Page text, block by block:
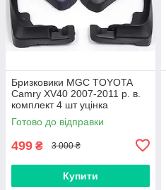
Бризковики MGC TOYOTA
Camry XV40 2007-2011 р. в.
комплект 4 шт уцінка
Готово до відправки
499 ₴ 3 000 ₴
Купити